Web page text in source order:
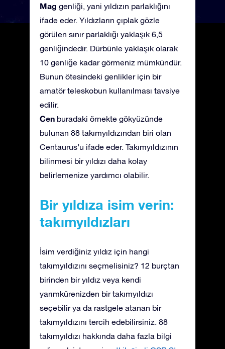
Mag genliği, yani yıldızın parlaklığını
ifade eder. Yıldızların çıplak gözle
görülen sınır parlaklığı yaklaşık 6,5
genliğindedir. Dürbünle yaklaşık olarak
10 genliğe kadar görmeniz mümkündür.
Bunun ötesindeki genlikler için bir
amatör teleskobun kullanılması tavsiye
edilir.
Cen buradaki örnekte gökyüzünde
bulunan 88 takımyıldızından biri olan
Centaurus’u ifade eder. Takımyıldızının
bilinmesi bir yıldızı daha kolay
belirlemenize yardımcı olabilir.
Bir yıldıza isim verin:
takımyıldızları
İsim verdiğiniz yıldız için hangi
takımyıldızını seçmelisiniz? 12 burçtan
birinden bir yıldız veya kendi
yarımkürenizden bir takımyıldızı
seçebilir ya da rastgele atanan bir
takımyıldızını tercih edebilirsiniz. 88
takımyıldızı hakkında daha fazla bilgi